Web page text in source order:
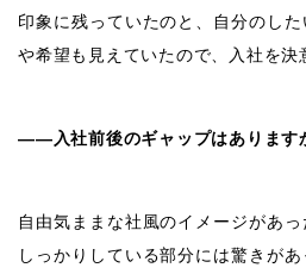
印象に残っていたのと、自分のし
や希望も見えていたので、入社を決
――入社前後のギャップはあります
自由気ままな社風のイメージがあ
しっかりしている部分には驚きが